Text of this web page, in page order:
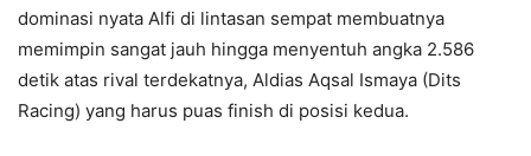
dominasi nyata Alfi di lintasan sempat membuatnya
memimpin sangat jauh hingga menyentuh angka 2.586
detik atas rival terdekatnya, Aldias Aqsal Ismaya (Dits
Racing) yang harus puas finish di posisi kedua.